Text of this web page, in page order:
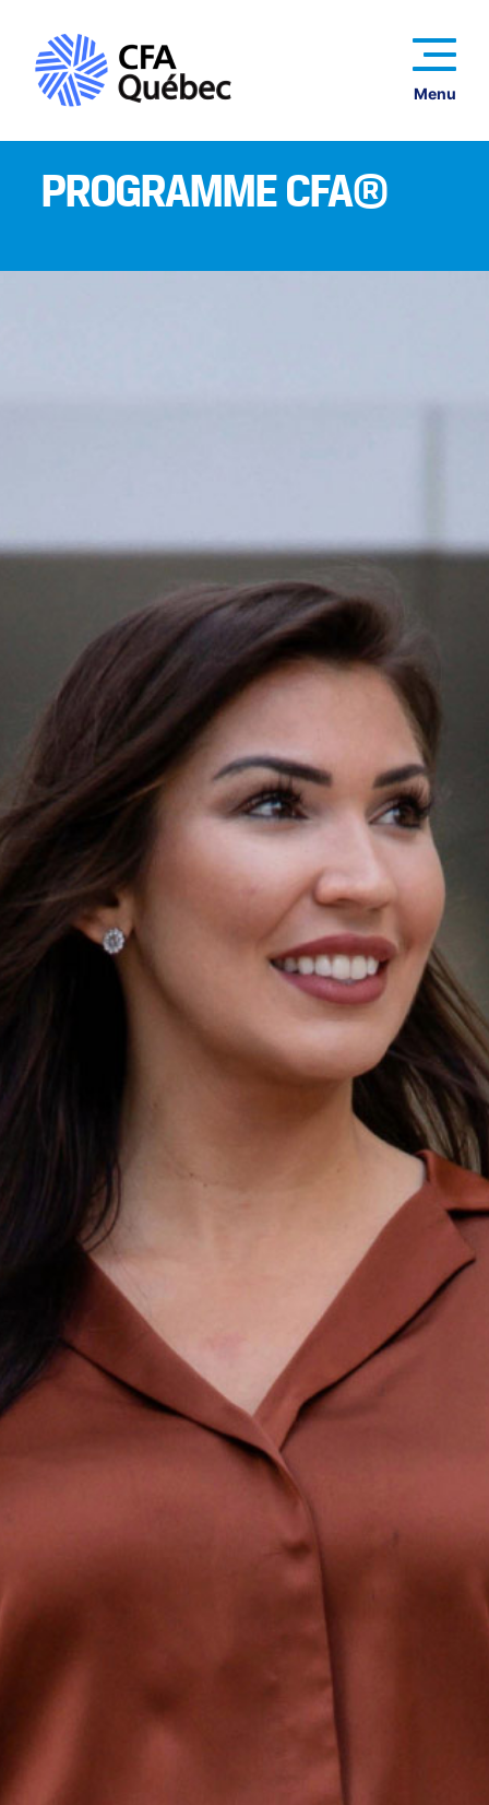
Menu
PROGRAMME CFA®